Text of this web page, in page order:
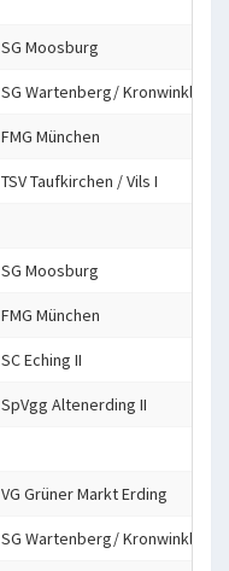
SG Moosburg
SG Wartenberg/ Kronwinkl
FMG München
TSV Taufkirchen / Vils I
SG Moosburg
FMG München
SC Eching II
SpVgg Altenerding II
VG Grüner Markt Erding
SG Wartenberg/ Kronwinkl